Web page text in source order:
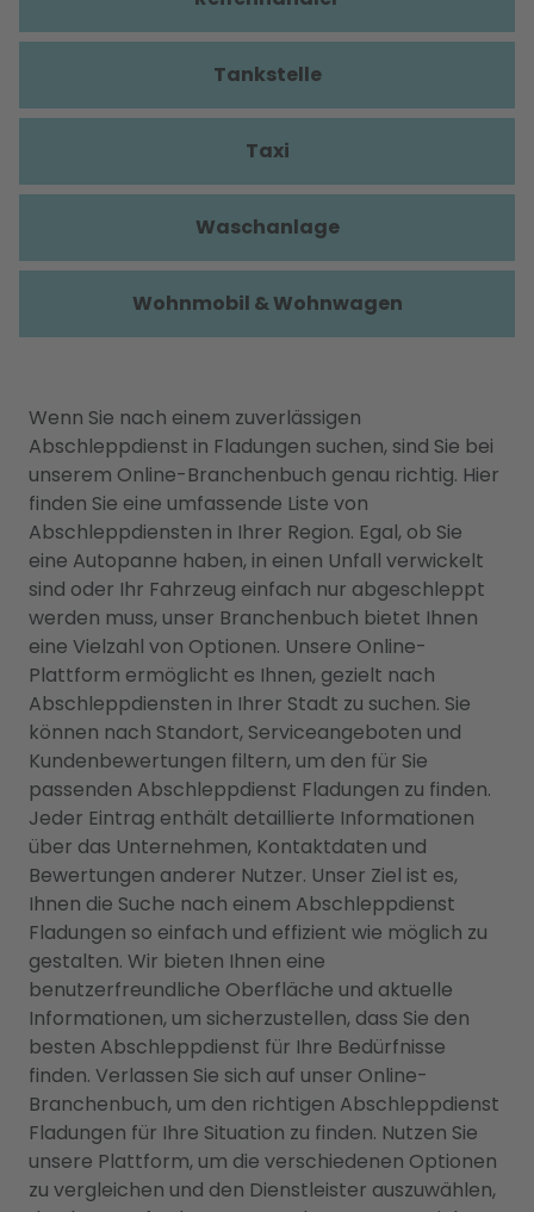
Wenn Sie nach einem zuverlässigen
Abschleppdienst in Fladungen suchen, sind Sie bei
unserem Online-Branchenbuch genau richtig. Hier
finden Sie eine umfassende Liste von
Abschleppdiensten in Ihrer Region. Egal, ob Sie
eine Autopanne haben, in einen Unfall verwickelt
sind oder Ihr Fahrzeug einfach nur abgeschleppt
werden muss, unser Branchenbuch bietet Ihnen
eine Vielzahl von Optionen. Unsere Online-
Plattform ermöglicht es Ihnen, gezielt nach
Abschleppdiensten in Ihrer Stadt zu suchen. Sie
können nach Standort, Serviceangeboten und
Kundenbewertungen filtern, um den für Sie
passenden Abschleppdienst Fladungen zu finden.
Jeder Eintrag enthält detaillierte Informationen
über das Unternehmen, Kontaktdaten und
Bewertungen anderer Nutzer. Unser Ziel ist es,
Ihnen die Suche nach einem Abschleppdienst
Fladungen so einfach und effizient wie möglich zu
gestalten. Wir bieten Ihnen eine
benutzerfreundliche Oberfläche und aktuelle
Informationen, um sicherzustellen, dass Sie den
besten Abschleppdienst für Ihre Bedürfnisse
finden. Verlassen Sie sich auf unser Online-
Branchenbuch, um den richtigen Abschleppdienst
Fladungen für Ihre Situation zu finden. Nutzen Sie
unsere Plattform, um die verschiedenen Optionen
zu vergleichen und den Dienstleister auszuwählen,
Tankstelle
Taxi
Waschanlage
Wohnmobil & Wohnwagen